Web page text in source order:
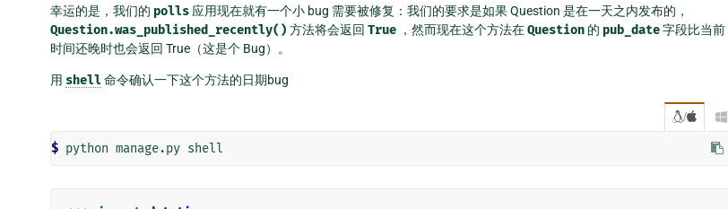
幸运的是，我们的 polls 应用现在就有一个小 bug 需要被修复：我们的要求是如果 Question 是在一天之内发布的，
Question.was_published_recently() 方法将会返回 True ，然而现在这个方法在Question 的 pub_date字段比当前
时间还晚时也会返回 True（这是个 Bug）。
用 shell命令确认一下这个方法的日期bug
/ 
$ python manage.py